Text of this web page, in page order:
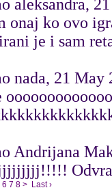
aleksandra,
onaj ko ovo
je i sam
nada, 21 May
Andrijana
6 7 8 > Last ›